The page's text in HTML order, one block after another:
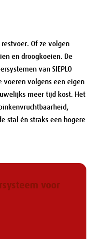
Of ze volgen
en droogkoeien. De
van SIEPLO
volgens een eigen
meer tijd kost. Het
stal én straks een hogere
voor